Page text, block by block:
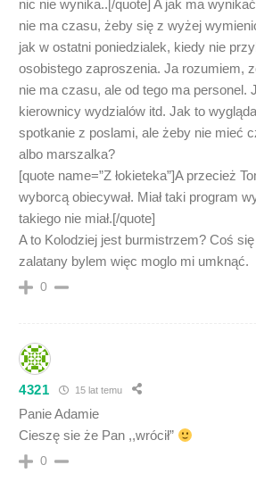
nic nie wynika..[/quote] A jak ma
nie ma czasu, żeby się z wyżej
jak w ostatni poniedzialek, kiedy nie
osobistego zaproszenia. Ja rozumiem,
nie ma czasu, ale od tego ma personel.
kierownicy wydzialów itd. Jak to
spotkanie z poslami, ale żeby nie mieć
albo marszalka?
[quote name=”Z łokieteka”]A przecież
wyborcą obiecywał. Miał taki program
takiego nie miał.[/quote]
A to Kolodziej jest burmistrzem? Coś
zalatany bylem więc moglo mi umknąć.
0
4321 15 lat temu
Panie Adamie
Cieszę sie że Pan ,,wrócił”
0